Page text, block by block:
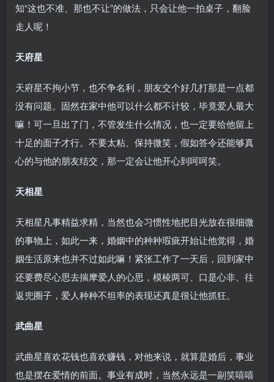
知“这也不准、那也不让”的做法，只会让他一拍桌子，翻脸
走人呢！
天府星
天府星不拘小节，也不争名利，朋友交个好几打那是一点都
没有问题。固然在家中他可以什么都不计较，毕竟爱人最大
嘛！可一旦出了门，不管发生什么情况，也一定要给他留上
十足的面子才行。不要太粘、保持微笑，假如答令还能够真
心的与他的朋友结交，那一定会让他开心到呵呵笑。
天相星
天相星凡事精益求精，当然也会习惯性地把目光放在很细微
的事物上，如此一来，婚姻中的种种瑕疵开始让他觉得，婚
姻生活原来也并不过如此嘛！紧张工作了一天后，回到家中
还要费尽心思去揣摩爱人的心思，模棱两可、口是心非、往
返兜圈子，爱人种种不坦率的表现还真是很让他抓狂。
武曲星
武曲星喜欢花钱也喜欢赚钱，对他来说，就算是婚后，事业
也是摆在爱情的前面。事业有成时，当然永远是一副笑嘻嘻